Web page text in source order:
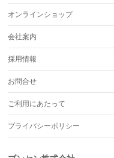
オンラインショップ
会社案内
採用情報
お問合せ
ご利用にあたって
プライバシーポリシー